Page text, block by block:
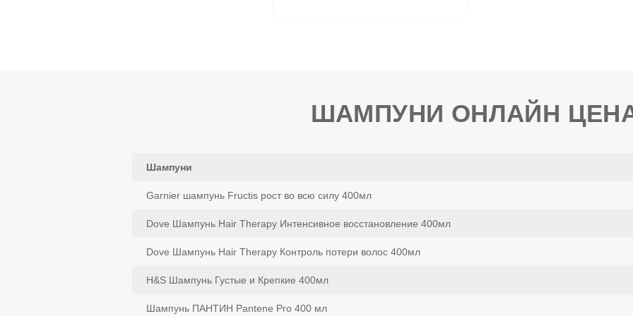
ШАМПУНИ ОНЛАЙН
Шампуни
Garnier шампунь Fructis рост во всю силу 400мл
Dove Шампунь Hair Therapy Интенсивное восстановление 400мл
Dove Шампунь Hair Therapy Контроль потери волос 400мл
H&S Шампунь Густые и Крепкие 400мл
Шампунь ПАНТИН Pantene Pro 400 мл